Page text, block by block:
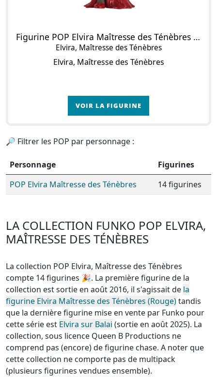
Figurine POP Elvira Maîtresse des Ténèbres (Rouge)
Elvira, Maîtresse des Ténèbres
Elvira, Maîtresse des Ténèbres
VOIR LA FIGURINE
🔎 Filtrer les POP par personnage :
Personnage
Figurines
POP Elvira Maîtresse des Ténèbres
14 figurines
LA COLLECTION FUNKO POP ELVIRA,
MAÎTRESSE DES TÉNÈBRES
La collection POP Elvira, Maîtresse des Ténèbres
compte 14 figurines 🎉. La première figurine de la
collection est sortie en août 2016, il s'agissait de la
figurine Elvira Maîtresse des Ténèbres (Rouge)tandis
que la dernière figurine mise en vente par Funko pour
cette série est Elvira sur Balai (sortie en août 2025). La
collection, sous licence Queen B Productions ne
comprend pas (encore) de figurine chase. A noter que
cette collection ne comporte pas de multipack
(plusieurs figurines vendues ensemble).